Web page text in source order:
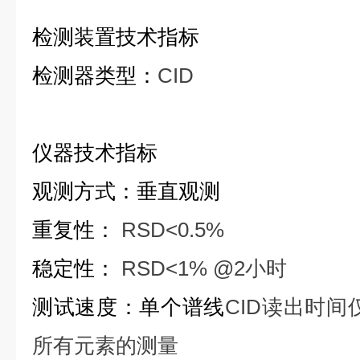
检测装置技术指标
检测器类型： CID
仪器技术指标
观测方式：垂直观测
重复性：
RSD<0.5%
稳定性：
RSD<1% @2小时
测试速度：单个谱线CID读出时间
所有元素的测量